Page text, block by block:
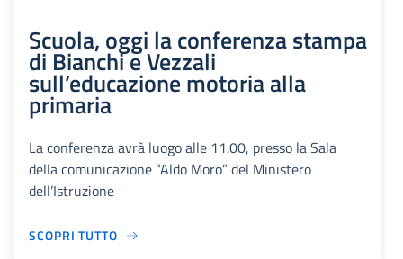
Scuola, oggi la conferenza stampa
di Bianchi e Vezzali
sull’educazione motoria alla
primaria
La conferenza avrà luogo alle 11.00, presso la Sala
della comunicazione “Aldo Moro” del Ministero
dell’Istruzione
SCOPRI TUTTO